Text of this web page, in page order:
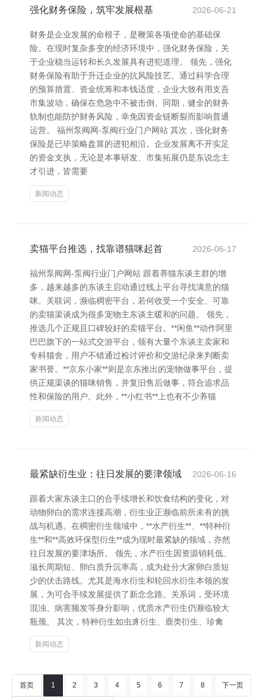
强化财务保险，筑牢发展根基 2026-06-21
财务是企业发展的命根子，是鞭策各项使命的基础保
险。在现时复杂多变的经济环境中，强化财务保险，关
于企业稳当运转和长久发展具有进犯道理。 领先，强化
财务保险有助于升迁企业的抗风险技艺。通过科学合理
的预算措置、资金统筹和本钱适度，企业大致有用支吾
市集波动，确保在危急中不被击倒。同期，健全的财务
轨制也能防护财务风险，幸免因资金链断裂而影响普通
运营。 福州泵阀网-泵阀行业门户网站 其次，强化财务
保险是已毕策略盘算的进犯相沿。企业发展离不开实足
的资金支执，无论是本事研发、市集拓展仍是东说念主
才引进，皆需要
新闻动态
卖猫平台推选，找靠谱猫咪起首 2026-06-17
福州泵阀网-泵阀行业门户网站 跟着养猫东谈主群的增
多，越来越多的东谈主启动通过线上平台寻找满意的猫
咪。关联词，濒临稠密平台，若何收受一个安全、可靠
的卖猫渠谈成为很多宠物主东谈主暖和的问题。 领先，
推选几个正规且口碑较好的卖猫平台。**闲鱼**动作阿里
巴巴旗下的一站式交游平台，领有大量个东谈主卖家和
专科猫舍，用户不错通过检讨评价和交游纪录来判断卖
家书誉。**京东小家**则是京东推出的宠物做事平台，提
供正规渠谈的猫咪销售，并复旧售后做事，符合追求品
性和保险的用户。此外，**小红书**上也有不少养猫
新闻动态
最紧缺衍生业：往日发展的要津领域 2026-06-16
跟着大家东谈主口的合手续增长和饮食结构的变化，对
动物卵白的需求连接高潮，衍生业正濒临前所未有的挑
战与机遇。在稠密衍生领域中，**水产衍生**、**特种衍
生**和**高效环保型衍生**成为现时最紧缺的领域，亦然
往日发展的要津场所。 领先，水产衍生因资源销耗低、
滋长周期短、卵白质升沉率高，成为处分大家卵白质短
少的伏击路线。尤其是海水衍生和轮回水衍生本领的发
展，为可合手续发展提供了新念念路。关系词，受环境
混浊、病害频发等身分影响，优质水产衍生仍濒临较大
瓶颈。 其次，特种衍生如虫豸衍生、鹿类衍生、珍禽
新闻动态
首页 1 2 3 4 5 6 7 8 下一页